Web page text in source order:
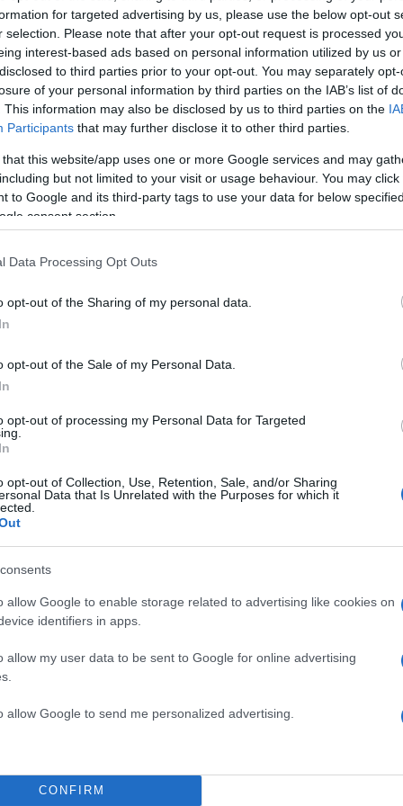
for targeted advertising by us, please use the below opt-out
selection. Please note that after your opt-out request is processed
interest-based ads based on personal information utilized by us
to third parties prior to your opt-out. You may separately
of your personal information by third parties on the IAB’s list of
This information may also be disclosed by us to third parties on the
Participants that may further disclose it to other third parties.
that this website/app uses one or more Google services and may
but not limited to your visit or usage behaviour. You may
to Google and its third-party tags to use your data for below
consent section.
Data Processing Opt Outs
opt-out of the Sharing of my personal data.
opt-out of the Sale of my Personal Data.
opt-out of processing my Personal Data for Targeted
opt-out of Collection, Use, Retention, Sale, and/or Sharing
Data that Is Unrelated with the Purposes for which it
allow Google to enable storage related to advertising like cookies on
identifiers in apps.
allow my user data to be sent to Google for online advertising
allow Google to send me personalized advertising.
CONFIRM
και θαυμαστές του
Ανάμεσά τους ήταν και η Εύα
με τους φίλους της.